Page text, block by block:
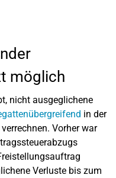
möglich
nicht ausgeglichene
in der
Vorher war
Verluste bis zum